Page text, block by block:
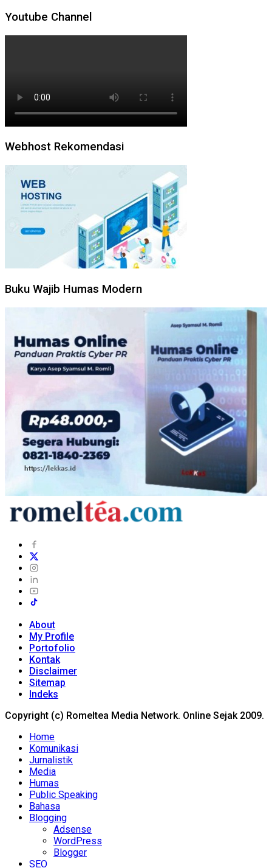
Youtube Channel
Webhost Rekomendasi
Buku Wajib Humas Modern
About
My Profile
Portofolio
Kontak
Disclaimer
Sitemap
Indeks
Copyright (c) Romeltea Media Network. Online Sejak 2009.
Home
Komunikasi
Jurnalistik
Media
Humas
Public Speaking
Bahasa
Blogging
Adsense
WordPress
Blogger
SEO